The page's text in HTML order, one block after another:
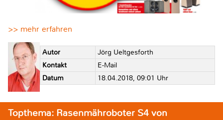
>> mehr erfahren
Autor
Jörg Ueltgesforth
Kontakt
E-Mail
Datum
18.04.2018, 09:01 Uhr
Topthema: Rasenmähroboter S4 von